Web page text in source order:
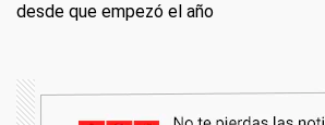
desde que empezó el año